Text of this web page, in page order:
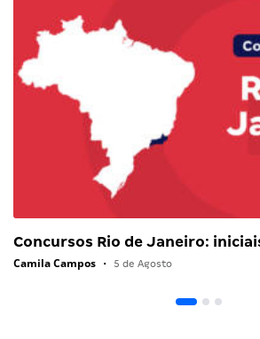
Concursos Rio de Janeiro:
Camila Campos • 5 de Agosto